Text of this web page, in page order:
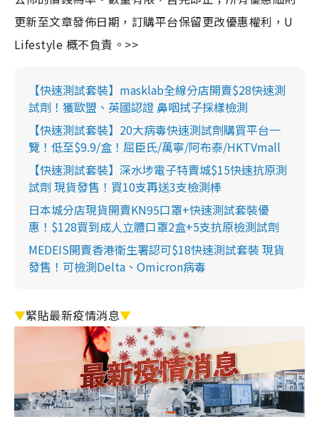
更新至文章發佈日期，訂購平台保留更改優惠權利，U
Lifestyle 概不負責。>>
【快速測試套裝】masklab全線分店開賣$28快速測
試劑！獲歐盟、英國認證 鼻咽拭子採樣檢測
【快速測試套裝】20大病毒快速測試劑購買平台一
覽！低至$9.9/盒！屈臣氏/萬寧/阿布泰/HKTVmall
【快速測試套裝】深水埗電子特賣城$15快速抗原測
試劑 現貨發售！買10支再送3支檢測棒
日本城分店現貨開賣KN95口罩+快速測試套裝優
惠！$128買到成人立體口罩2盒+5支抗原檢測試劑
MEDEIS開賣香港衛生署認可$18快速測試套裝 現貨
發售！可檢測Delta、Omicron病毒
▼緊貼最新疫情消息▼